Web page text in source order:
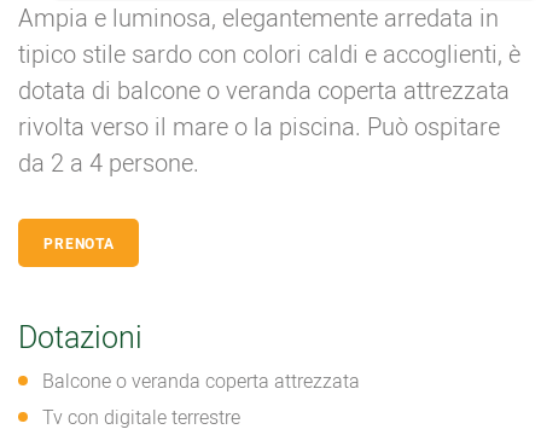
Ampia e luminosa, elegantemente arredata in
tipico stile sardo con colori caldi e accoglienti, è
dotata di balcone o veranda coperta attrezzata
rivolta verso il mare o la piscina. Può ospitare
da 2 a 4 persone.
PRENOTA
Dotazioni
Balcone o veranda coperta attrezzata
Tv con digitale terrestre